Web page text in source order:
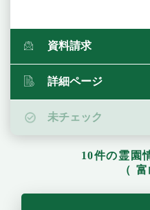
資料請求
詳細ページ
未チェック
10件の霊園
（